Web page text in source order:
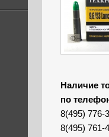
Наличие
по
8(495) 776-
8(495) 761-